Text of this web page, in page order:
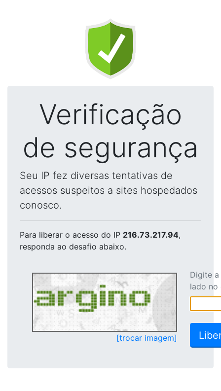
Verificação
de segurança
Seu IP fez diversas tentativas de
acessos suspeitos a sites hospedados
conosco.
Para liberar o acesso do IP 216.73.217.94,
responda ao desafio abaixo.
[trocar imagem]
Digite
lado no